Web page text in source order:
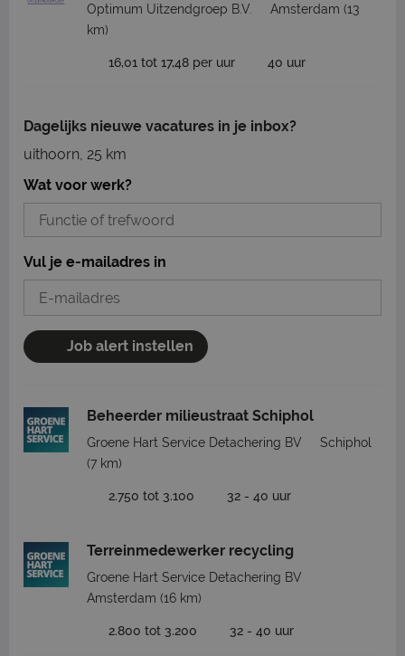
Optimum Uitzendgroep B.V. Amsterdam (13
km)
16,01 tot 17,48 per uur 40 uur
Dagelijks nieuwe vacatures in je inbox?
uithoorn, 25 km
Wat voor werk?
Vul je e-mailadres in
Job alert instellen
Beheerder milieustraat Schiphol
Groene Hart Service Detachering BV
Schiphol
(7 km)
2.750 tot 3.100 32 - 40 uur
Terreinmedewerker recycling
Groene Hart Service Detachering BV
Amsterdam (16 km)
2.800 tot 3.200 32 - 40 uur